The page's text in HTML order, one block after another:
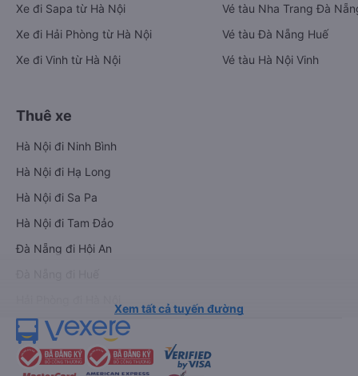
Xe đi Sapa từ Hà Nội
Xe đi Hải Phòng từ Hà Nội
Xe đi Vinh từ Hà Nội
Vé tàu Nha Trang Đà
Vé tàu Đà Nẵng Huế
Vé tàu Hà Nội Vinh
Thuê xe
Hà Nội đi Ninh Bình
Hà Nội đi Hạ Long
Hà Nội đi Sa Pa
Hà Nội đi Tam Đảo
Đà Nẵng đi Hội An
Xem tất cả tuyến đường